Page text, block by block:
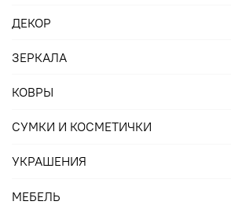
ДЕКОР
ЗЕРКАЛА
КОВРЫ
СУМКИ И КОСМЕТИЧКИ
УКРАШЕНИЯ
МЕБЕЛЬ